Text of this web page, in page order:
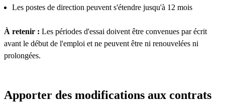
Les postes de direction peuvent s'étendre jusqu'à 12 mois
À retenir : Les périodes d'essai doivent être convenues par écrit
avant le début de l'emploi et ne peuvent être ni renouvelées ni
prolongées.
Apporter des modifications aux contrats